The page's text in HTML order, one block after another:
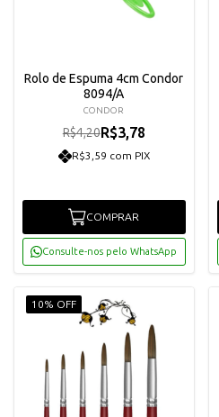
Rolo de Espuma 4cm Condor
8094/A
CONDOR
R$4,20R$3,78
R$3,59 com PIX
COMPRAR
Consulte-nos pelo WhatsApp
10% OFF